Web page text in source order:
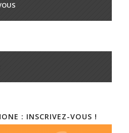
: INSCRIVEZ-VOUS !